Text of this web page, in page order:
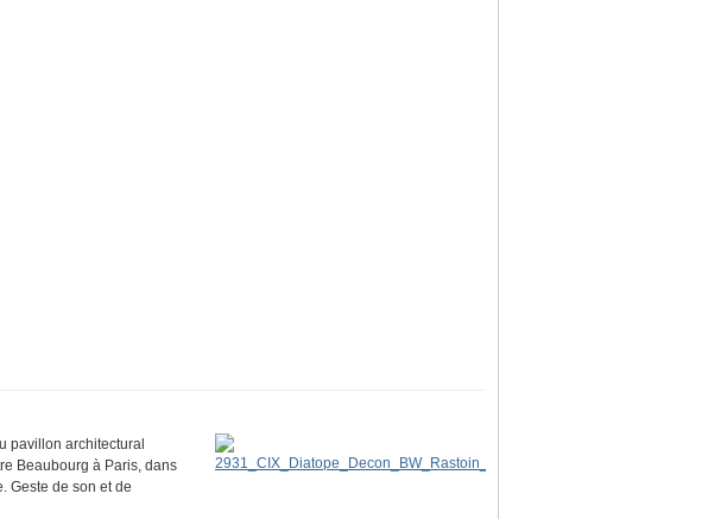
pavillon architectural
Beaubourg à Paris, dans
Geste de son et de